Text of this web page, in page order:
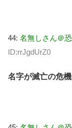
44: 名無しさん＠
ID:rrJgdUrZ0
名字が滅亡の危